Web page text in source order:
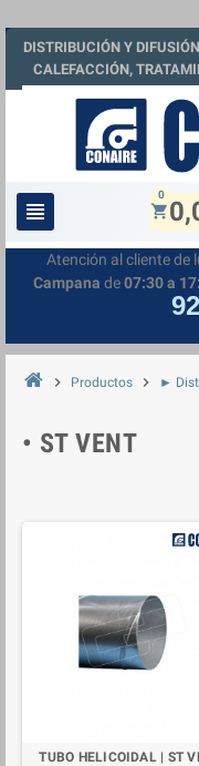
DISTRIBUCIÓN Y
CALEFACCIÓN,
view_headline shopping_cart
0
Atención al cliente de
Campana de07:30 a
chevron_right Productos chevron_right ►
• ST VENT
TUBO HELICOIDAL | ST